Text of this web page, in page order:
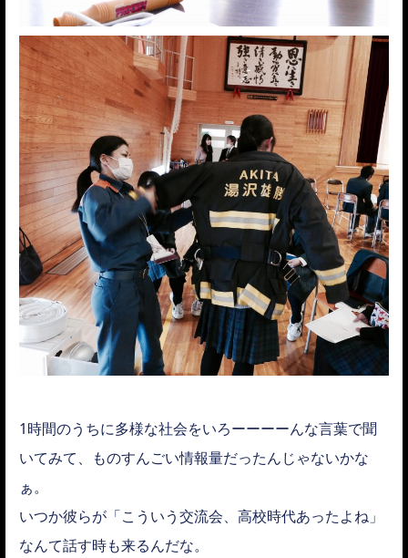
1時間のうちに多様な社会をいろーーーーんな言葉で聞
いてみて、ものすんごい情報量だったんじゃないかな
ぁ。
いつか彼らが「こういう交流会、高校時代あったよね」
なんて話す時も来るんだな。